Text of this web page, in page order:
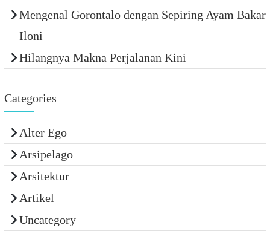
Mengenal Gorontalo dengan Sepiring Ayam Bakar
Iloni
Hilangnya Makna Perjalanan Kini
Categories
Alter Ego
Arsipelago
Arsitektur
Artikel
Uncategory